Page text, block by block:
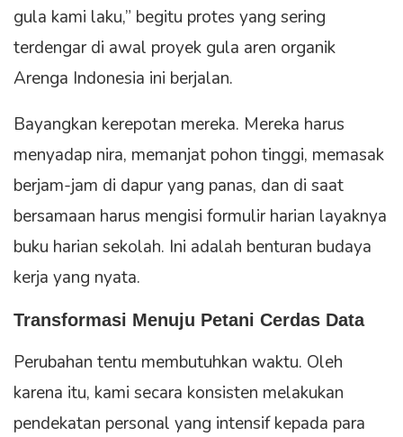
gula kami laku,” begitu protes yang sering
terdengar di awal proyek gula aren organik
Arenga Indonesia ini berjalan.
Bayangkan kerepotan mereka. Mereka harus
menyadap nira, memanjat pohon tinggi, memasak
berjam-jam di dapur yang panas, dan di saat
bersamaan harus mengisi formulir harian layaknya
buku harian sekolah. Ini adalah benturan budaya
kerja yang nyata.
Transformasi Menuju Petani Cerdas Data
Perubahan tentu membutuhkan waktu. Oleh
karena itu, kami secara konsisten melakukan
pendekatan personal yang intensif kepada para